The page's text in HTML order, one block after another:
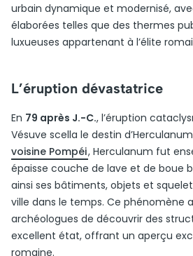
urbain dynamique et modernisé,
élaborées telles que des thermes
luxueuses appartenant à l’élite
L’éruption dévastatrice
En 79 après J.-C., l’éruption
Vésuve scella le destin
voisine Pompéi, Herculanum fut
épaisse couche de lave et de boue
ainsi ses bâtiments, objets et
ville dans le temps. Ce phénomène
archéologues de découvrir des
excellent état, offrant un aperçu
romaine.